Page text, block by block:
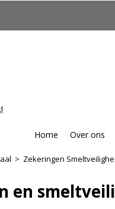
Home Over ons
> Zekeringen
en